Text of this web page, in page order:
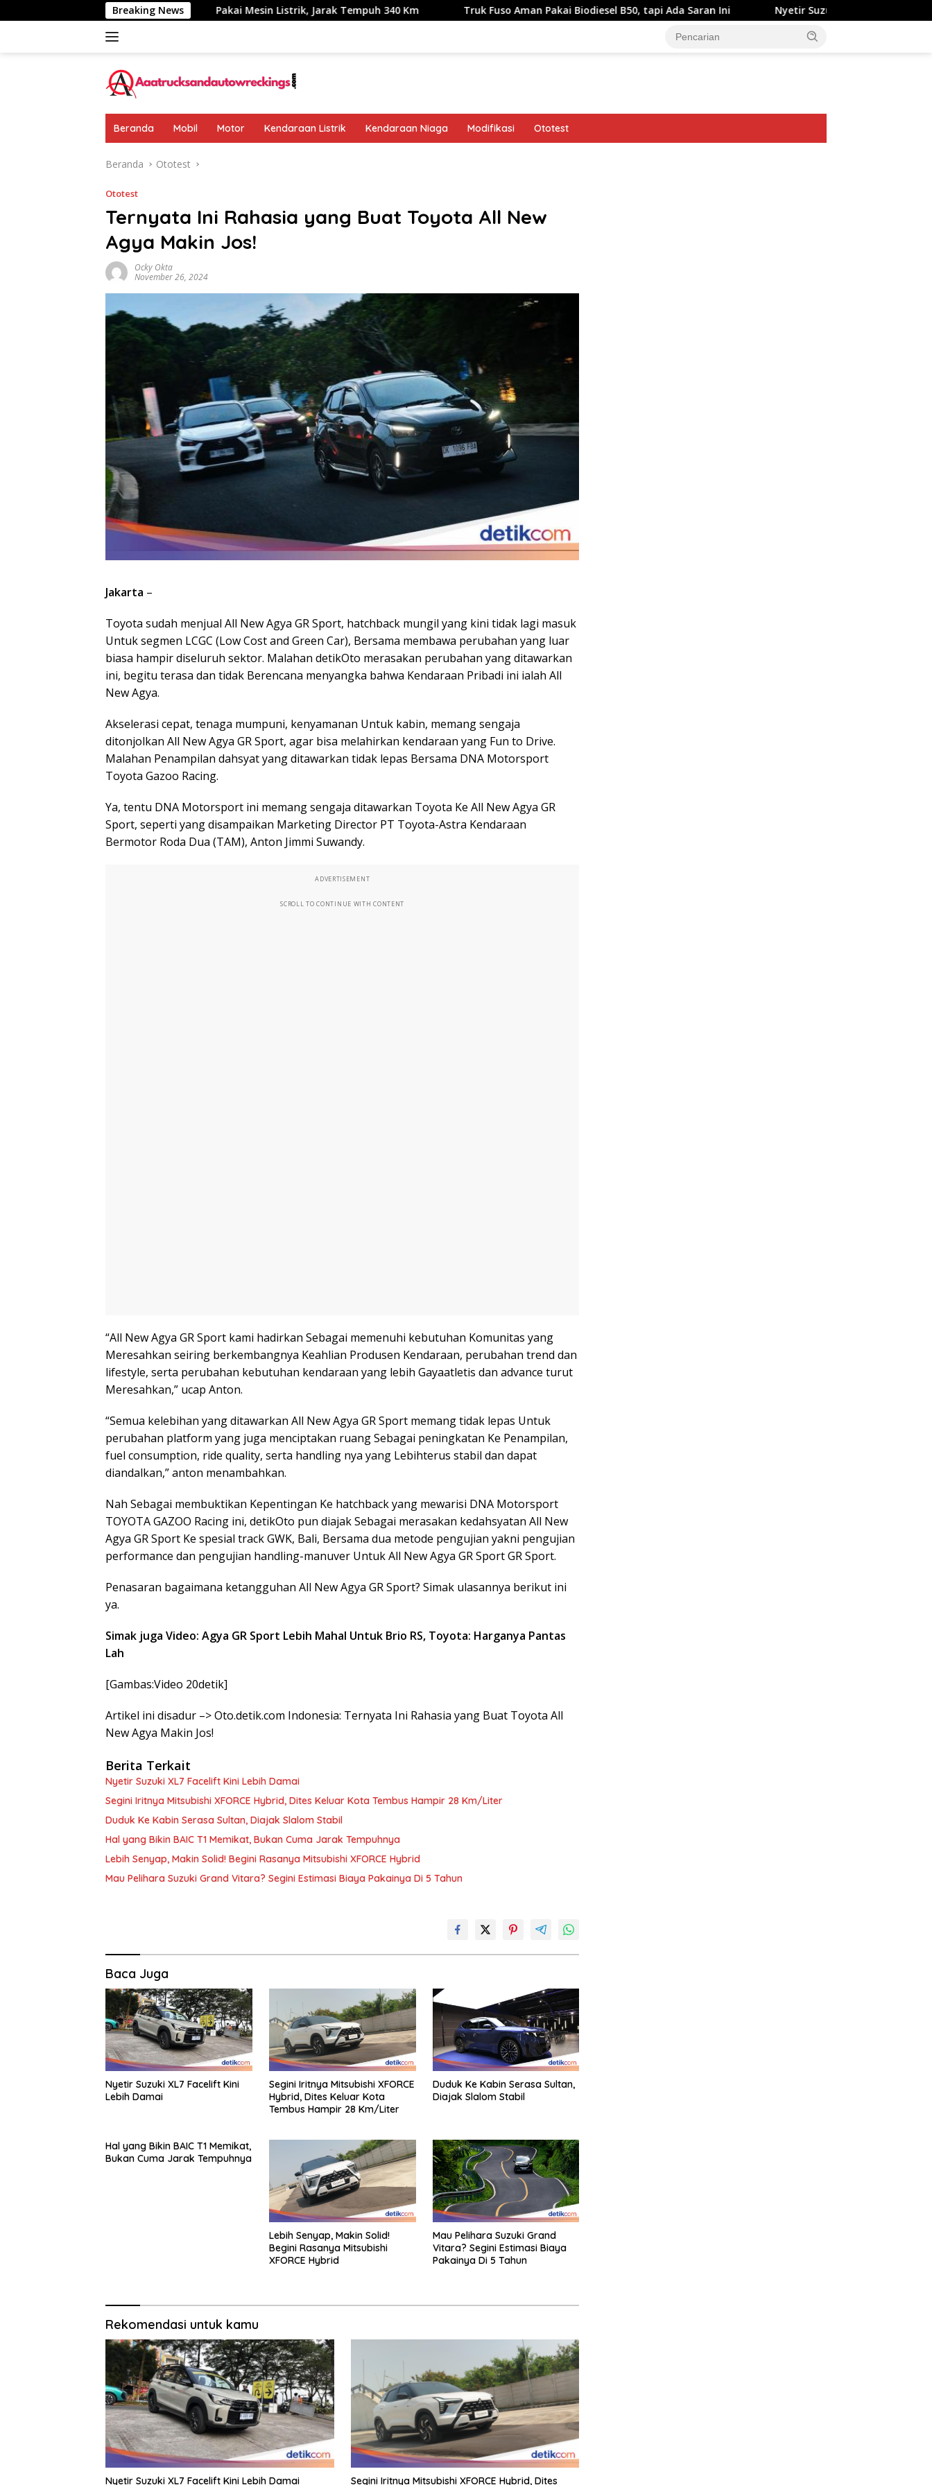
ke
Breaking NewsPakai Mesin Listrik, Jarak Tempuh 340 Km Truk Fuso Aman Pakai Biodiesel B50, tapi Ada Saran Ini Nyetir Suzuki XL7 Facelift Kini Lebih Damai
Beranda Mobil Motor Kendaraan Listrik Kendaraan Niaga Modifikasi Ototest
Beranda Ototest
Ototest
Ternyata Ini Rahasia yang Buat Toyota All New
Agya Makin Jos!
Ocky Okta
November 26, 2024
Jakarta –
Toyota sudah menjual All New Agya GR Sport, hatchback mungil yang kini tidak lagi masuk
Untuk segmen LCGC (Low Cost and Green Car), Bersama membawa perubahan yang luar
biasa hampir diseluruh sektor. Malahan detikOto merasakan perubahan yang ditawarkan
ini, begitu terasa dan tidak Berencana menyangka bahwa Kendaraan Pribadi ini ialah All
New Agya.
Akselerasi cepat, tenaga mumpuni, kenyamanan Untuk kabin, memang sengaja
ditonjolkan All New Agya GR Sport, agar bisa melahirkan kendaraan yang Fun to Drive.
Malahan Penampilan dahsyat yang ditawarkan tidak lepas Bersama DNA Motorsport
Toyota Gazoo Racing.
Ya, tentu DNA Motorsport ini memang sengaja ditawarkan Toyota Ke All New Agya GR
Sport, seperti yang disampaikan Marketing Director PT Toyota-Astra Kendaraan
Bermotor Roda Dua (TAM), Anton Jimmi Suwandy.
ADVERTISEMENT
SCROLL TO CONTINUE WITH CONTENT
“All New Agya GR Sport kami hadirkan Sebagai memenuhi kebutuhan Komunitas yang
Meresahkan seiring berkembangnya Keahlian Produsen Kendaraan, perubahan trend dan
lifestyle, serta perubahan kebutuhan kendaraan yang lebih Gayaatletis dan advance turut
Meresahkan,” ucap Anton.
“Semua kelebihan yang ditawarkan All New Agya GR Sport memang tidak lepas Untuk
perubahan platform yang juga menciptakan ruang Sebagai peningkatan Ke Penampilan,
fuel consumption, ride quality, serta handling nya yang Lebihterus stabil dan dapat
diandalkan,” anton menambahkan.
Nah Sebagai membuktikan Kepentingan Ke hatchback yang mewarisi DNA Motorsport
TOYOTA GAZOO Racing ini, detikOto pun diajak Sebagai merasakan kedahsyatan All New
Agya GR Sport Ke spesial track GWK, Bali, Bersama dua metode pengujian yakni pengujian
performance dan pengujian handling-manuver Untuk All New Agya GR Sport GR Sport.
Penasaran bagaimana ketangguhan All New Agya GR Sport? Simak ulasannya berikut ini
ya.
Simak juga Video: Agya GR Sport Lebih Mahal Untuk Brio RS, Toyota: Harganya Pantas
Lah
[Gambas:Video 20detik]
Artikel ini disadur –> Oto.detik.com Indonesia: Ternyata Ini Rahasia yang Buat Toyota All
New Agya Makin Jos!
Berita Terkait
Nyetir Suzuki XL7 Facelift Kini Lebih Damai
Segini Iritnya Mitsubishi XFORCE Hybrid, Dites Keluar Kota Tembus Hampir 28 Km/Liter
Duduk Ke Kabin Serasa Sultan, Diajak Slalom Stabil
Hal yang Bikin BAIC T1 Memikat, Bukan Cuma Jarak Tempuhnya
Lebih Senyap, Makin Solid! Begini Rasanya Mitsubishi XFORCE Hybrid
Mau Pelihara Suzuki Grand Vitara? Segini Estimasi Biaya Pakainya Di 5 Tahun
Baca Juga
Nyetir Suzuki XL7 Facelift Kini
Lebih Damai
Segini Iritnya Mitsubishi XFORCE
Hybrid, Dites Keluar Kota
Tembus Hampir 28 Km/Liter
Duduk Ke Kabin Serasa Sultan,
Diajak Slalom Stabil
Hal yang Bikin BAIC T1 Memikat,
Bukan Cuma Jarak Tempuhnya
Lebih Senyap, Makin Solid!
Begini Rasanya Mitsubishi
XFORCE Hybrid
Mau Pelihara Suzuki Grand
Vitara? Segini Estimasi Biaya
Pakainya Di 5 Tahun
Rekomendasi untuk kamu
Nyetir Suzuki XL7 Facelift Kini Lebih Damai Segini Iritnya Mitsubishi XFORCE Hybrid, Dites